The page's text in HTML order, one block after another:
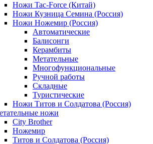
Ножи Tac-Force (Китай)
Ножи Кузница Семина (Россия)
Ножи Ножемир (Россия)
Автоматические
Балисонги
Керамбиты
Метательные
Многофункциональные
Ручной работы
Складные
Туристические
Ножи Титов и Солдатова (Россия)
ножи
City Brother
Ножемир
Титов и Солдатова (Россия)